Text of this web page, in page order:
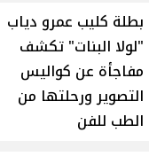
بطلة كليب عمرو دياب
"لولا البنات" تكشف
مفاجأة عن كواليس
التصوير ورحلتها من
الطب للفن